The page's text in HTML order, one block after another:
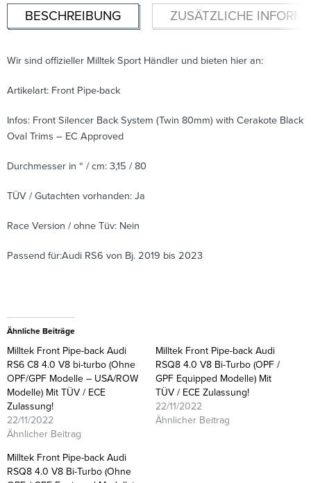
BESCHREIBUNG ZUSÄTZLICHE
Wir sind offizieller Milltek Sport Händler und bieten hier an:
Artikelart: Front Pipe-back
Infos: Front Silencer Back System (Twin 80mm) with Cerakote Black
Oval Trims – EC Approved
Durchmesser in “ / cm: 3,15 / 80
TÜV / Gutachten vorhanden: Ja
Race Version / ohne Tüv: Nein
Passend für:Audi RS6 von Bj. 2019 bis 2023
Ähnliche Beiträge
Milltek Front Pipe-back Audi
RS6 C8 4.0 V8 bi-turbo (Ohne
OPF/GPF Modelle – USA/ROW
Modelle) Mit TÜV / ECE
Zulassung!
22/11/2022
Ähnlicher Beitrag
Milltek Front Pipe-back Audi
RSQ8 4.0 V8 Bi-Turbo (OPF /
GPF Equipped Modelle) Mit
TÜV / ECE Zulassung!
22/11/2022
Ähnlicher Beitrag
Milltek Front Pipe-back Audi
RSQ8 4.0 V8 Bi-Turbo (Ohne